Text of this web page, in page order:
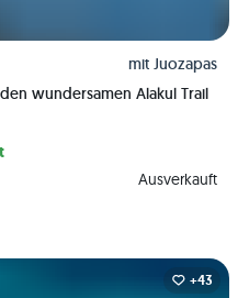
mit Juozapas
wundersamen Alakul Trail
Ausverkauft
+43